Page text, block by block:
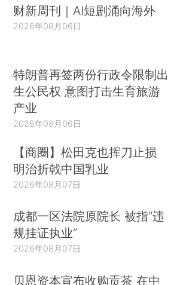
财新周刊｜AI短剧涌向海外
2026年08月06日
特朗普再签两份行政令限制出
生公民权 意图打击生育旅游
产业
2026年08月06日
【商圈】松田克也挥刀止损
明治折戟中国乳业
2026年08月07日
成都一区法院原院长 被指“违
规挂证执业”
2026年08月07日
贝恩资本宣布收购贡茶 在中